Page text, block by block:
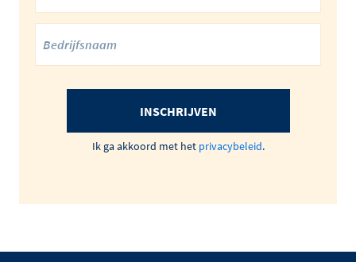
INSCHRIJVEN
Ik ga akkoord met het privacybeleid.